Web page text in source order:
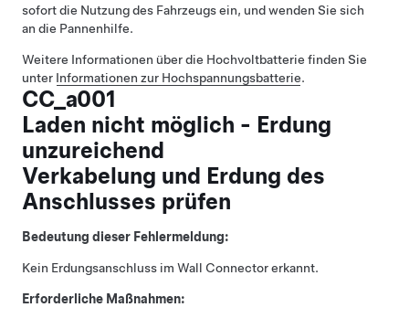
sofort die Nutzung des Fahrzeugs ein, und wenden Sie sich
an die Pannenhilfe.
Weitere Informationen über die Hochvoltbatterie finden Sie
unter Informationen zur Hochspannungsbatterie.
CC_a001
Laden nicht möglich - Erdung
unzureichend
Verkabelung und Erdung des
Anschlusses prüfen
Bedeutung dieser Fehlermeldung:
Kein Erdungsanschluss im Wall Connector erkannt.
Erforderliche Maßnahmen: